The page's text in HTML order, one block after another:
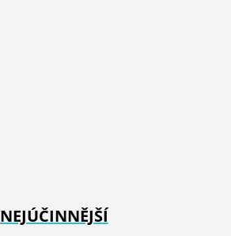
NEJÚČINNĚJŠÍ